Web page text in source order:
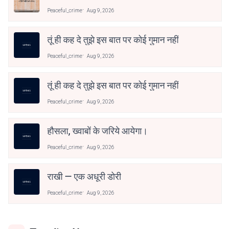
Peaceful_crime Aug 9, 2026
तूं ही कह दे तुझे इस बात पर कोई गुमान नहीं
Peaceful_crime Aug 9, 2026
तूं ही कह दे तुझे इस बात पर कोई गुमान नहीं
Peaceful_crime Aug 9, 2026
हौसला, ख्वाबों के जरिये आयेगा।
Peaceful_crime Aug 9, 2026
राखी — एक अधूरी डोरी
Peaceful_crime Aug 9, 2026